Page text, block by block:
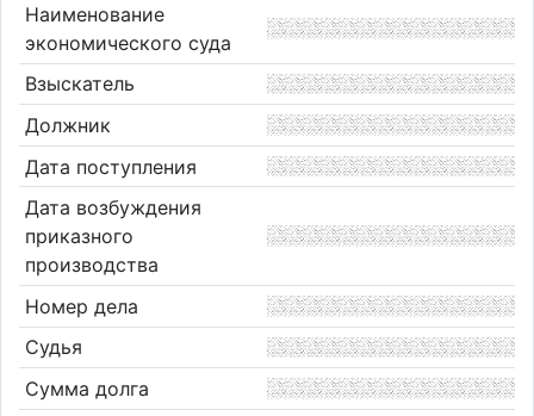
Наименование
экономического суда
Взыскатель
Должник
Дата поступления
Дата возбуждения
приказного
производства
Номер дела
Судья
Сумма долга